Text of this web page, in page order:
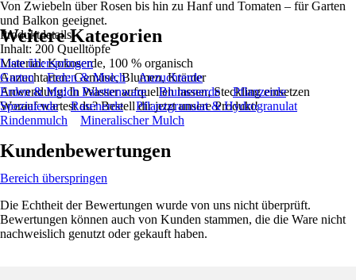
Von Zwiebeln über Rosen bis hin zu Hanf und Tomaten – für Garten
und Balkon geeignet.
Produktdetails:
Inhalt: 200 Quelltöpfe
Material: Kokoserde, 100 % organisch
Anzuchtarten: Gemüse, Blumen, Kräuter
Anwendung: In Wasser aufquellen lassen, Steckling einsetzen
Worauf wartest du? Bestell dir jetzt unsere Produkt!
Weitere Kategorien
Liste überspringen
Garten
Erden & Mulch
Anzuchterde
Erden & Mulch Palettenware
Blumenerde
Pflanzerde
Spezialerde
Rasenerde
Pflanzgranulat & Hydrogranulat
Rindenmulch
Mineralischer Mulch
Kundenbewertungen
Bereich überspringen
Die Echtheit der Bewertungen wurde von uns nicht überprüft.
Bewertungen können auch von Kunden stammen, die die Ware nicht
nachweislich genutzt oder gekauft haben.